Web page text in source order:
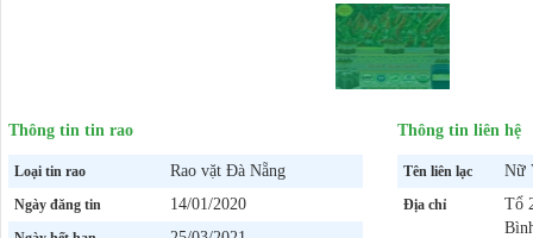
Thông tin tin rao
Loại tin rao Rao vặt Đà Nẵng
Ngày đăng tin 14/01/2020
Thông tin liên hệ
Tên liên lạc Nữ
Địa chỉ
Tổ